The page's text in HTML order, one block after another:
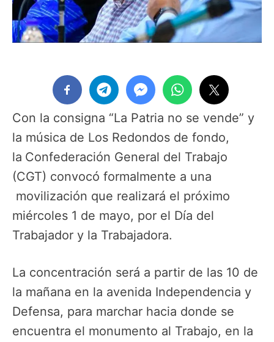
Con la consigna “La Patria no se vende” y
la música de Los Redondos de fondo,
la Confederación General del Trabajo
(CGT) convocó formalmente a una
movilización que realizará el próximo
miércoles 1 de mayo, por el Día del
Trabajador y la Trabajadora.
La concentración será a partir de las 10 de
la mañana en la avenida Independencia y
Defensa, para marchar hacia donde se
encuentra el monumento al Trabajo, en la